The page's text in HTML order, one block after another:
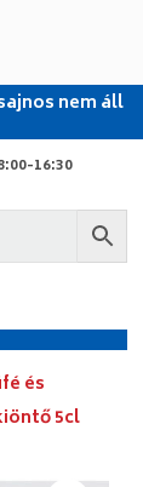
nem áll
16:30
és
5cl